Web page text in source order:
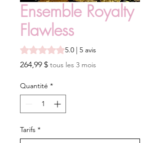
Ensemble Royalty
Flawless
La note est de 5.0 sur cinq étoiles selon
5.0 | 5 avis
264,99 $Prix
tous les 3 mois
Quantité *
Tarifs *